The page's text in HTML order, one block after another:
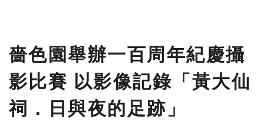
嗇色園舉辦一百周年紀慶攝
影比賽 以影像記錄「黃大仙
祠．日與夜的足跡」